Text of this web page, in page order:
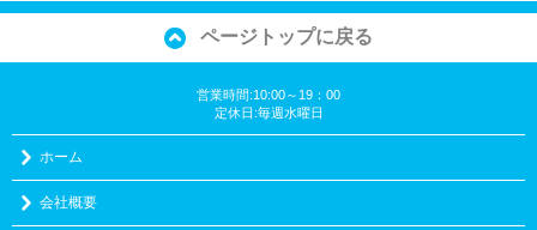
ページトップに戻る
営業時間:10:00～19：00
定休日:毎週水曜日
ホーム
会社概要